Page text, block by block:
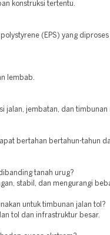
konstruksi tertentu.
(EPS) yang diproses
lembab.
jalan, jembatan, dan timbunan
bertahan bertahun-tahun
tanah urug?
stabil, dan mengurangi
untuk timbunan jalan tol?
tol dan infrastruktur besar.